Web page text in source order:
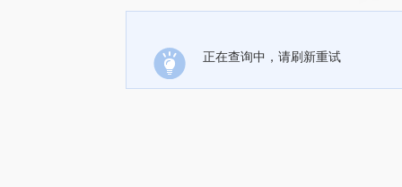
正在查询中，请刷新重试